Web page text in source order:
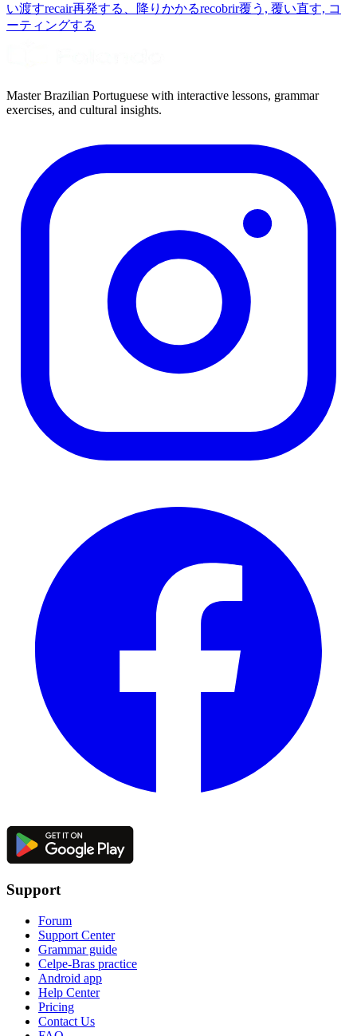
い渡すrecair再発する、降りかかるrecobrir覆う, 覆い直す, コ
ーティングする
Master Brazilian Portuguese with interactive lessons, grammar
exercises, and cultural insights.
Support
Forum
Support Center
Grammar guide
Celpe-Bras practice
Android app
Help Center
Pricing
Contact Us